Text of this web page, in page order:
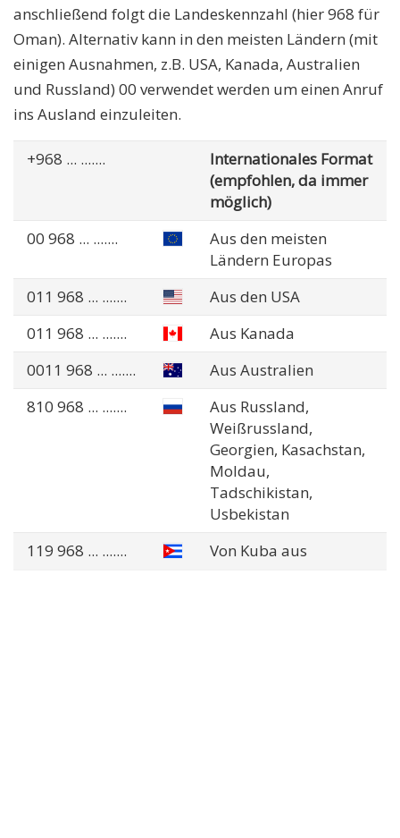
anschließend folgt die Landeskennzahl (hier 968 für
Oman). Alternativ kann in den meisten Ländern (mit
einigen Ausnahmen, z.B. USA, Kanada, Australien
und Russland) 00 verwendet werden um einen Anruf
ins Ausland einzuleiten.
+968 ... .......
Internationales Format
(empfohlen, da immer
möglich)
00 968 ... .......
Aus den meisten
Ländern Europas
011 968 ... .......
Aus den USA
011 968 ... .......
Aus Kanada
0011 968 ... .......
Aus Australien
810 968 ... .......
Aus Russland,
Weißrussland,
Georgien, Kasachstan,
Moldau,
Tadschikistan,
Usbekistan
119 968 ... ....... Von Kuba aus